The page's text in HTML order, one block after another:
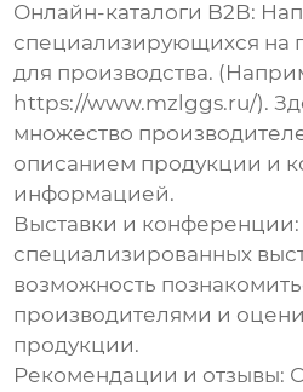
Онлайн-каталоги B2B:
специализирующихся на
для производства.
https://www.mzlggs.ru/).
множество
описанием продукции и
информацией.
Выставки и конференции:
специализированных
возможность
производителями и
продукции.
Рекомендации и отзывы: